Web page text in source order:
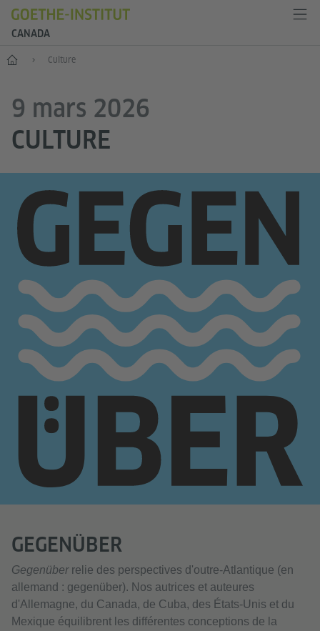
CANADA
Accueil Culture
9 mars 2026
CULTURE
GEGENÜBER
Gegenüber relie des perspectives d'outre-Atlantique (en
allemand : gegenüber). Nos autrices et auteures
d'Allemagne, du Canada, de Cuba, des États-Unis et du
Mexique équilibrent les différentes conceptions de la